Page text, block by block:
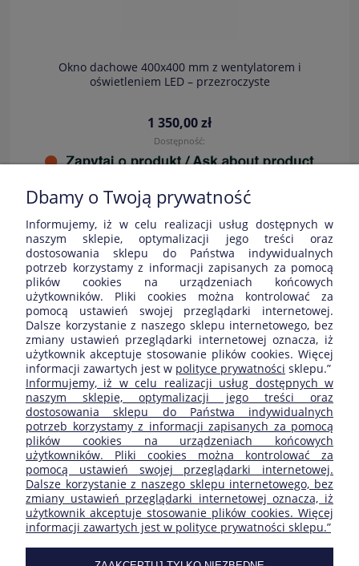
Okno dachowe 400x400 mm z wentylatorem i
oświetleniem LED – przezroczyste
1 350,00 zł
Dostępność:
W przypadku uszkodzenia tego elementu, najlepszym
rozwiązaniem jest jego wymiana na nowy. W ofercie
posiadamy luki dachowe szklane w różnych rozmiarach do
wyboru. W asortymencie dostępne są modele pochodzące od
cenionego producenta Polmet. Oferowane produkty są
wykonane z należytą starannością, dzięki czemu są szczelne i
trwałe. Serdecznie zapraszamy do zapoznania się z
asortymentem.
ZAKUPY
POMOC
MOJE KONTO
INFORMACJE
SKLEP FIRMY:
Dbamy o Twoją prywatność
Informujemy, iż w celu realizacji usług dostępnych w
naszym sklepie, optymalizacji jego treści oraz
dostosowania sklepu do Państwa indywidualnych
potrzeb korzystamy z informacji zapisanych za pomocą
plików cookies na urządzeniach końcowych
użytkowników. Pliki cookies można kontrolować za
pomocą ustawień swojej przeglądarki internetowej.
Dalsze korzystanie z naszego sklepu internetowego, bez
zmiany ustawień przeglądarki internetowej oznacza, iż
użytkownik akceptuje stosowanie plików cookies. Więcej
informacji zawartych jest w polityce prywatności sklepu.”
Informujemy, iż w celu realizacji usług dostępnych w
naszym sklepie, optymalizacji jego treści oraz
dostosowania sklepu do Państwa indywidualnych
potrzeb korzystamy z informacji zapisanych za pomocą
plików cookies na urządzeniach końcowych
użytkowników. Pliki cookies można kontrolować za
pomocą ustawień swojej przeglądarki internetowej.
Dalsze korzystanie z naszego sklepu internetowego, bez
zmiany ustawień przeglądarki internetowej oznacza, iż
użytkownik akceptuje stosowanie plików cookies. Więcej
informacji zawartych jest w polityce prywatności sklepu.”